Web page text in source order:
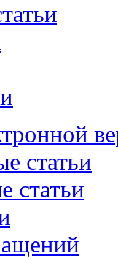
статьи
статьи